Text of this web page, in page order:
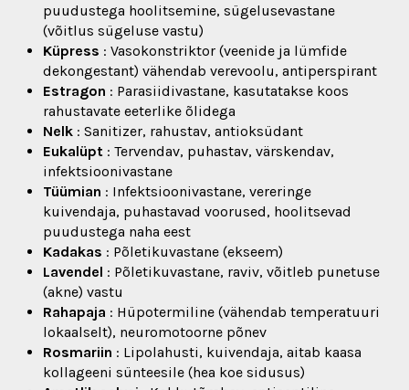
puudustega hoolitsemine, sügelusevastane
(võitlus sügeluse vastu)
Küpress : Vasokonstriktor (veenide ja lümfide
dekongestant) vähendab verevoolu, antiperspirant
Estragon : Parasiidivastane, kasutatakse koos
rahustavate eeterlike õlidega
Nelk : Sanitizer, rahustav, antioksüdant
Eukalüpt : Tervendav, puhastav, värskendav,
infektsioonivastane
Tüümian : Infektsioonivastane, vereringe
kuivendaja, puhastavad voorused, hoolitsevad
puudustega naha eest
Kadakas : Põletikuvastane (ekseem)
Lavendel : Põletikuvastane, raviv, võitleb punetuse
(akne) vastu
Rahapaja : Hüpotermiline (vähendab temperatuuri
lokaalselt), neuromotoorne põnev
Rosmariin : Lipolahusti, kuivendaja, aitab kaasa
kollageeni sünteesile (hea koe sidusus)